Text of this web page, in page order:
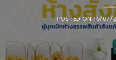
POSTED ON16/07/